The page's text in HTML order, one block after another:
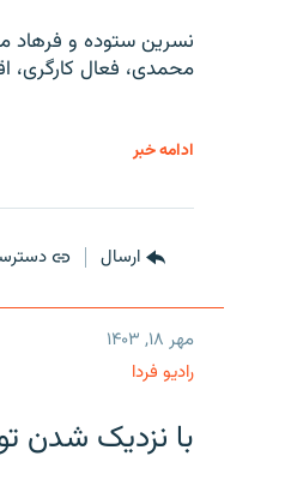
نسرین ستوده و فرهاد
محمدی، فعال کارگری،
ادامه خبر
ارسال
مهر ۱۸, ۱۴۰۳
رادیو فردا
با نزدیک شدن